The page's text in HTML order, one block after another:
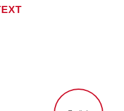
THE